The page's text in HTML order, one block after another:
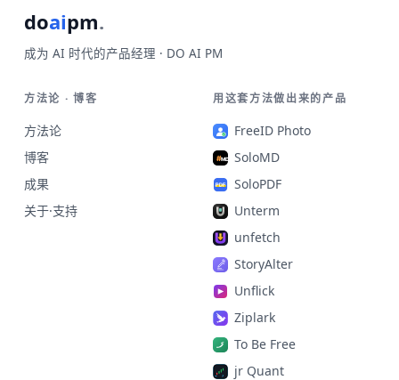
doaipm.
成为 AI 时代的产品经理 · DO AI PM
方法论 · 博客
方法论
博客
成果
关于·支持
用这套方法做出来的产品
FreeID Photo
SoloMD
SoloPDF
Unterm
unfetch
StoryAlter
Unflick
Ziplark
To Be Free
jr Quant